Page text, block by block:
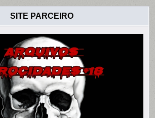
SITE PARCEIRO